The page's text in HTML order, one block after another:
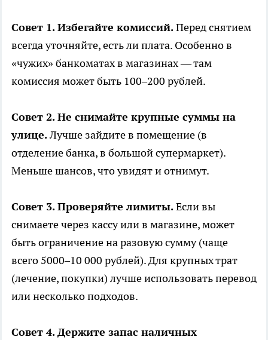
Совет 1. Избегайте комиссий.Перед снятием
всегда уточняйте, есть ли плата. Особенно в
«чужих» банкоматах в магазинах — там
комиссия может быть 100–200 рублей.
Совет 2. Не снимайте крупные суммы на
улице.Лучше зайдите в помещение (в
отделение банка, в большой супермаркет).
Меньше шансов, что увидят и отнимут.
Совет 3. Проверяйте лимиты.Если вы
снимаете через кассу или в магазине, может
быть ограничение на разовую сумму (чаще
всего 5000–10 000 рублей). Для крупных трат
(лечение, покупки) лучше использовать перевод
или несколько подходов.
Совет 4. Держите запас наличных